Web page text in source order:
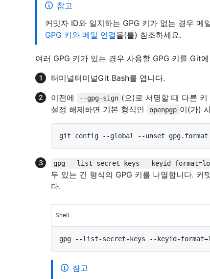
참고
커밋자 ID와 일치하는 GPG 키가 없는 경우 메
GPG 키와 메일 연결을(를) 참조하세요.
여러 GPG 키가 있는 경우 사용할 GPG 키를 Git
터미널터미널Git Bash를 엽니다.
이전에
--gpg-sign (으)로 서명할 때 다른
설정 해제하면 기본 형식인
openpgp 이(가)
gpg --list-secret-keys --keyid-
두 있는 긴 형식의 GPG 키를 나열합니다. 커
다.
Shell
참고